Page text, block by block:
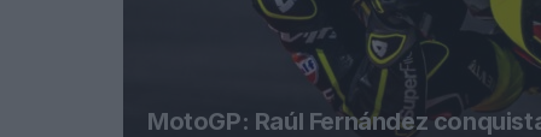
MotoGP: Raúl Fernández